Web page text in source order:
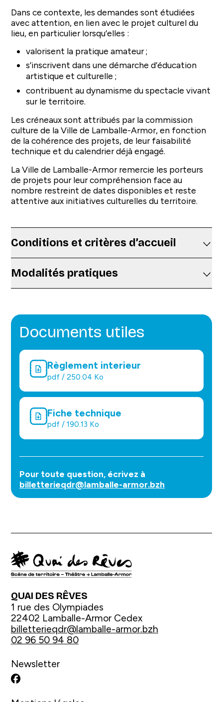
Dans ce contexte, les demandes sont étudiées
avec attention, en lien avec le projet culturel du
lieu, en particulier lorsqu’elles :
valorisent la pratique amateur ;
s’inscrivent dans une démarche d’éducation
artistique et culturelle ;
contribuent au dynamisme du spectacle vivant
sur le territoire.
Les créneaux sont attribués par la commission
culture de la Ville de Lamballe-Armor, en fonction
de la cohérence des projets, de leur faisabilité
technique et du calendrier déjà engagé.
La Ville de Lamballe-Armor remercie les porteurs
de projets pour leur compréhension face au
nombre restreint de dates disponibles et reste
attentive aux initiatives culturelles du territoire.
Conditions et critères d’accueil
Modalités pratiques
Documents utiles
Règlement interieur
pdf / 250.04 Ko
Fiche technique
pdf / 190.13 Ko
Pour toute question, écrivez à
billetterieqdr@lamballe-armor.bzh
QUAI DES RÊVES
1 rue des Olympiades
22402 Lamballe-Armor Cedex
billetterieqdr@lamballe-armor.bzh
02 96 50 94 80
Newsletter
Facebook